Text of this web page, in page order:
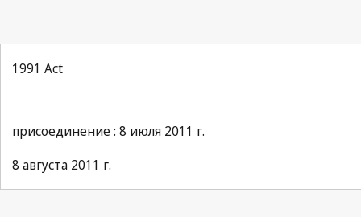
1991 Act
присоединение : 8 июля 2011 г.
8 августа 2011 г.